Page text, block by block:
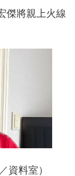
傑將親上火線
資料室）